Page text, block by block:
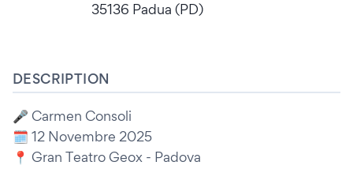
35136 Padua (PD)
DESCRIPTION
🎤 Carmen Consoli
🗓️ 12 Novembre 2025
📍 Gran Teatro Geox - Padova